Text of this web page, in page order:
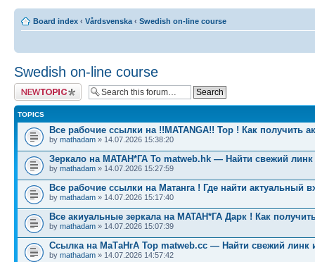
Board index ‹ Vårdsvenska ‹ Swedish on-line course
Swedish on-line course
Post a new topic
TOPICS
Все рабочие ссылки на !!MATANGA!! Тор ! Как получить
by mathadam » 14.07.2026 15:38:20
Зеркало на МАТАН*ГА To matweb.hk — Найти свежий линк
by mathadam » 14.07.2026 15:27:59
Все рабочие ссылки на Матанга ! Где найти актуальный
by mathadam » 14.07.2026 15:17:40
Все акиуальные зеркала на МАТАН*ГА Дарк ! Как
by mathadam » 14.07.2026 15:07:39
Ссылка на МаТаНгА Тор matweb.cc — Найти свежий линк
by mathadam » 14.07.2026 14:57:42